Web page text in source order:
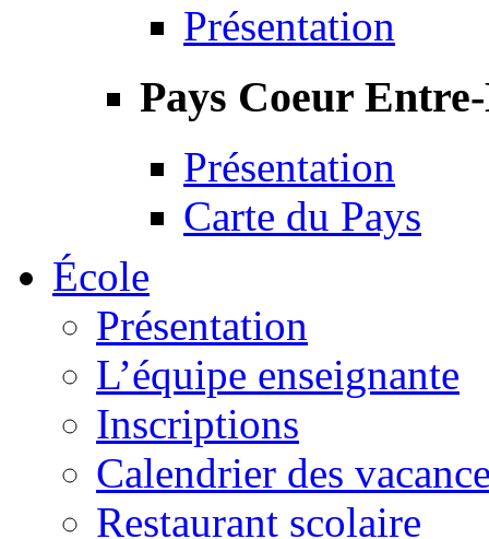
Présentation
Pays Coeur
Présentation
Carte du Pays
École
Présentation
L’équipe enseignante
Inscriptions
Calendrier des
Restaurant scolaire